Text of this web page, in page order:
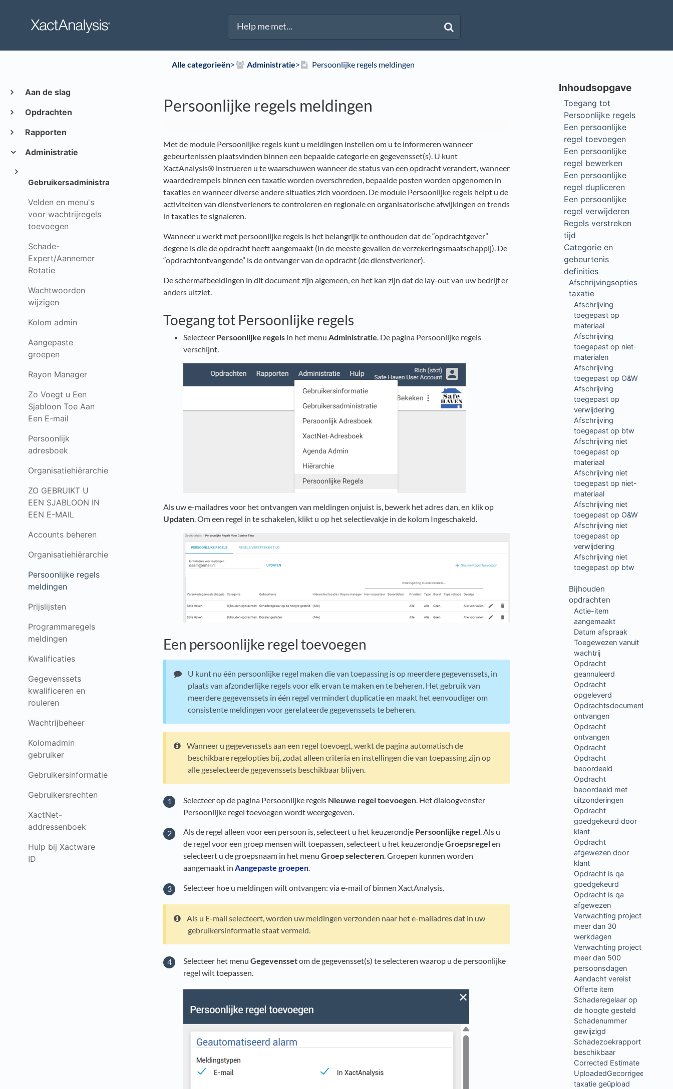
Aan de slag
Opdrachten
Rapporten
Administratie
Gebruikersadministratie
Velden en menu's
voor wachtrijregels
toevoegen
Schade-
Expert/Aannemer
Rotatie
Wachtwoorden
wijzigen
Kolom admin
Aangepaste
groepen
Rayon Manager
Zo Voegt u Een
Sjabloon Toe Aan
Een E-mail
Persoonlijk
adresboek
Organisatiehiërarchie
ZO GEBRUIKT U
EEN SJABLOON IN
EEN E-MAIL
Accounts beheren
Organisatiehiërarchie
Persoonlijke regels
meldingen
Prijslijsten
Programmaregels
meldingen
Kwalificaties
Gegevenssets
kwalificeren en
rouleren
Wachtrijbeheer
Kolomadmin
gebruiker
Gebruikersinformatie
Gebruikersrechten
XactNet-
addressenboek
Hulp bij Xactware
ID
Alle categorieën​>​ ​Administratie​>​ Persoonlijke regels meldingen
Persoonlijke regels meldingen
Met de module Persoonlijke regels kunt u meldingen instellen om u te informeren wanneer
gebeurtenissen plaatsvinden binnen een bepaalde categorie en gegevensset(s). U kunt
XactAnalysis® instrueren u te waarschuwen wanneer de status van een opdracht verandert, wanneer
waardedrempels binnen een taxatie worden overschreden, bepaalde posten worden opgenomen in
taxaties en wanneer diverse andere situaties zich voordoen. De module Persoonlijke regels helpt u de
activiteiten van dienstverleners te controleren en regionale en organisatorische afwijkingen en trends
in taxaties te signaleren.
Wanneer u werkt met persoonlijke regels is het belangrijk te onthouden dat de “opdrachtgever”
degene is die de opdracht heeft aangemaakt (in de meeste gevallen de verzekeringsmaatschappij). De
“opdrachtontvangende” is de ontvanger van de opdracht (de dienstverlener).
De schermafbeeldingen in dit document zijn algemeen, en het kan zijn dat de lay-out van uw bedrijf er
anders uitziet.
Toegang tot Persoonlijke regels
Selecteer Persoonlijke regels in het menu Administratie. De pagina Persoonlijke regels
verschijnt.
Als uw e-mailadres voor het ontvangen van meldingen onjuist is, bewerk het adres dan, en klik op
Updaten. Om een regel in te schakelen, klikt u op het selectievakje in de kolom Ingeschakeld.
Een persoonlijke regel toevoegen
U kunt nu één persoonlijke regel maken die van toepassing is op meerdere gegevenssets, in
plaats van afzonderlijke regels voor elk ervan te maken en te beheren. Het gebruik van
meerdere gegevenssets in één regel vermindert duplicatie en maakt het eenvoudiger om
consistente meldingen voor gerelateerde gegevenssets te beheren.
Wanneer u gegevenssets aan een regel toevoegt, werkt de pagina automatisch de
beschikbare regelopties bij, zodat alleen criteria en instellingen die van toepassing zijn op
alle geselecteerde gegevenssets beschikbaar blijven.
Selecteer op de pagina Persoonlijke regels Nieuwe regel toevoegen . Het dialoogvenster
Persoonlijke regel toevoegen wordt weergegeven.
Als de regel alleen voor een persoon is, selecteert u het keuzerondje Persoonlijke regel. Als u
de regel voor een groep mensen wilt toepassen, selecteert u het keuzerondjeGroepsregelen
selecteert u de groepsnaam in het menu Groep selecteren. Groepen kunnen worden
aangemaakt in Aangepaste groepen.
Selecteer hoe u meldingen wilt ontvangen: via e-mail of binnen XactAnalysis.
Als u E-mail selecteert, worden uw meldingen verzonden naar het e-mailadres dat in uw
gebruikersinformatie staat vermeld.
Selecteer het menu Gegevenssetom de gegevensset(s) te selecteren waarop u de persoonlijke
regel wilt toepassen.
Toegang tot
Persoonlijke regels
Een persoonlijke
regel toevoegen
Een persoonlijke
regel bewerken
Een persoonlijke
regel dupliceren
Een persoonlijke
regel verwijderen
Regels verstreken
tijd
Categorie en
gebeurtenis
definities
Afschrijvingsopties
taxatie
Afschrijving
toegepast op
materiaal
Afschrijving
toegepast op niet-
materialen
Afschrijving
toegepast op O&W
Afschrijving
toegepast op
verwijdering
Afschrijving
toegepast op btw
Afschrijving niet
toegepast op
materiaal
Afschrijving niet
toegepast op niet-
materiaal
Afschrijving niet
toegepast op O&W
Afschrijving niet
toegepast op
verwijdering
Afschrijving niet
toegepast op btw
Bijhouden
opdrachten
Actie-item
aangemaakt
Datum afspraak
Toegewezen vanuit
wachtrij
Opdracht
geannuleerd
Opdracht
opgeleverd
Opdrachtsdocumenten
ontvangen
Opdracht
ontvangen
Opdracht
Opdracht
beoordeeld
Opdracht
beoordeeld met
uitzonderingen
Opdracht
goedgekeurd door
klant
Opdracht
afgewezen door
klant
Opdracht is qa
goedgekeurd
Opdracht is qa
afgewezen
Verwachting project
meer dan 30
werkdagen
Verwachting project
meer dan 500
persoonsdagen
Aandacht vereist
Offerte item
Schaderegelaar op
de hoogte gesteld
Schadenummer
gewijzigd
Schadezoekrapport
beschikbaar
Corrected Estimate
UploadedGecorrigeerde
taxatie geüpload